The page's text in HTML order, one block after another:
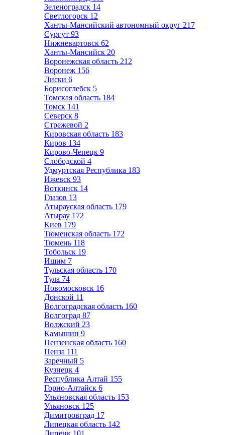
Зеленоградск 14
Светлогорск 12
Ханты-Мансийский автономный округ 217
Сургут 93
Нижневартовск 62
Ханты-Мансийск 20
Воронежская область 212
Воронеж 156
Лиски 6
Борисоглебск 5
Томская область 184
Томск 141
Северск 8
Стрежевой 2
Кировская область 183
Киров 134
Кирово-Чепецк 9
Слободской 4
Удмуртская Республика 183
Ижевск 93
Воткинск 14
Глазов 13
Атырауская область 179
Атырау 172
Киев 179
Тюменская область 172
Тюмень 118
Тобольск 19
Ишим 7
Тульская область 170
Тула 74
Новомосковск 16
Донской 11
Волгоградская область 160
Волгоград 87
Волжский 23
Камышин 9
Пензенская область 160
Пенза 111
Заречный 5
Кузнецк 4
Республика Алтай 155
Горно-Алтайск 6
Ульяновская область 153
Ульяновск 125
Димитровград 17
Липецкая область 142
Липецк 101